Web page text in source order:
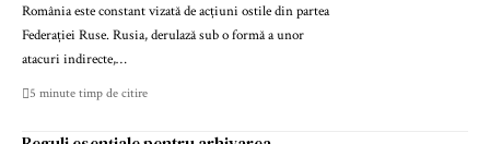
România este constant vizată de acțiuni ostile din partea
Federației Ruse. Rusia, derulază sub o formă a unor
atacuri indirecte,…
5 minute timp de citire